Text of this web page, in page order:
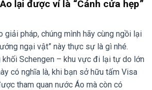
lại được ví là “Cánh cửa hẹp”
giải pháp, chúng mình hãy cùng ngồi lại
ngại vật” này thực sự là gì nhé.
khối Schengen – khu vực đi lại tự do lớn
có nghĩa là, khi bạn sở hữu tấm Visa
tham quan nước Áo mà còn có